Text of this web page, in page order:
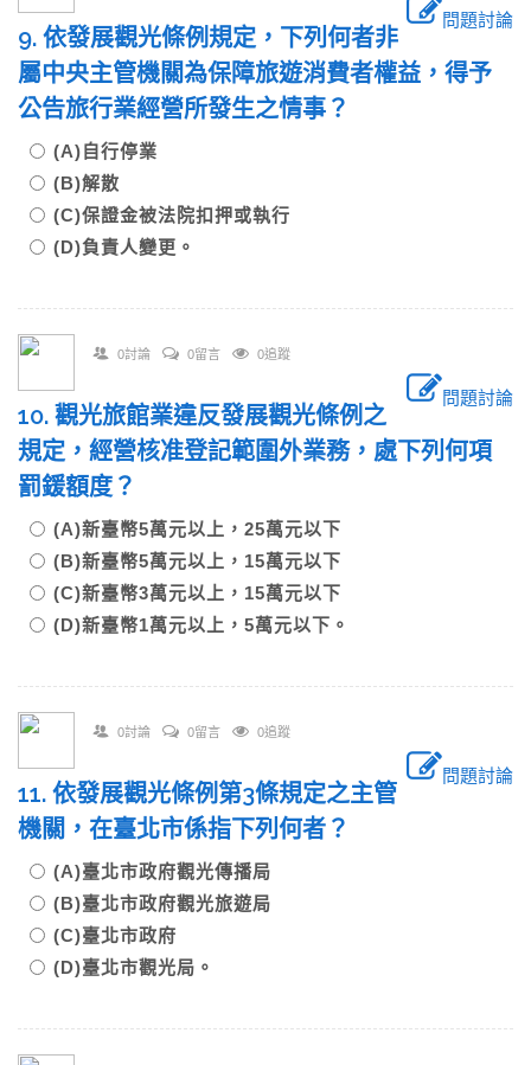
問題討論
9. 依發展觀光條例規定，下列何者非
屬中央主管機關為保障旅遊消費者權益，得予
公告旅行業經營所發生之情事？
(A)自行停業
(B)解散
(C)保證金被法院扣押或執行
(D)負責人變更。
0討論 0留言 0追蹤
問題討論
10. 觀光旅館業違反發展觀光條例之
規定，經營核准登記範圍外業務，處下列何項
罰鍰額度？
(A)新臺幣5萬元以上，25萬元以下
(B)新臺幣5萬元以上，15萬元以下
(C)新臺幣3萬元以上，15萬元以下
(D)新臺幣1萬元以上，5萬元以下。
0討論 0留言 0追蹤
問題討論
11. 依發展觀光條例第3條規定之主管
機關，在臺北市係指下列何者？
(A)臺北市政府觀光傳播局
(B)臺北市政府觀光旅遊局
(C)臺北市政府
(D)臺北市觀光局。